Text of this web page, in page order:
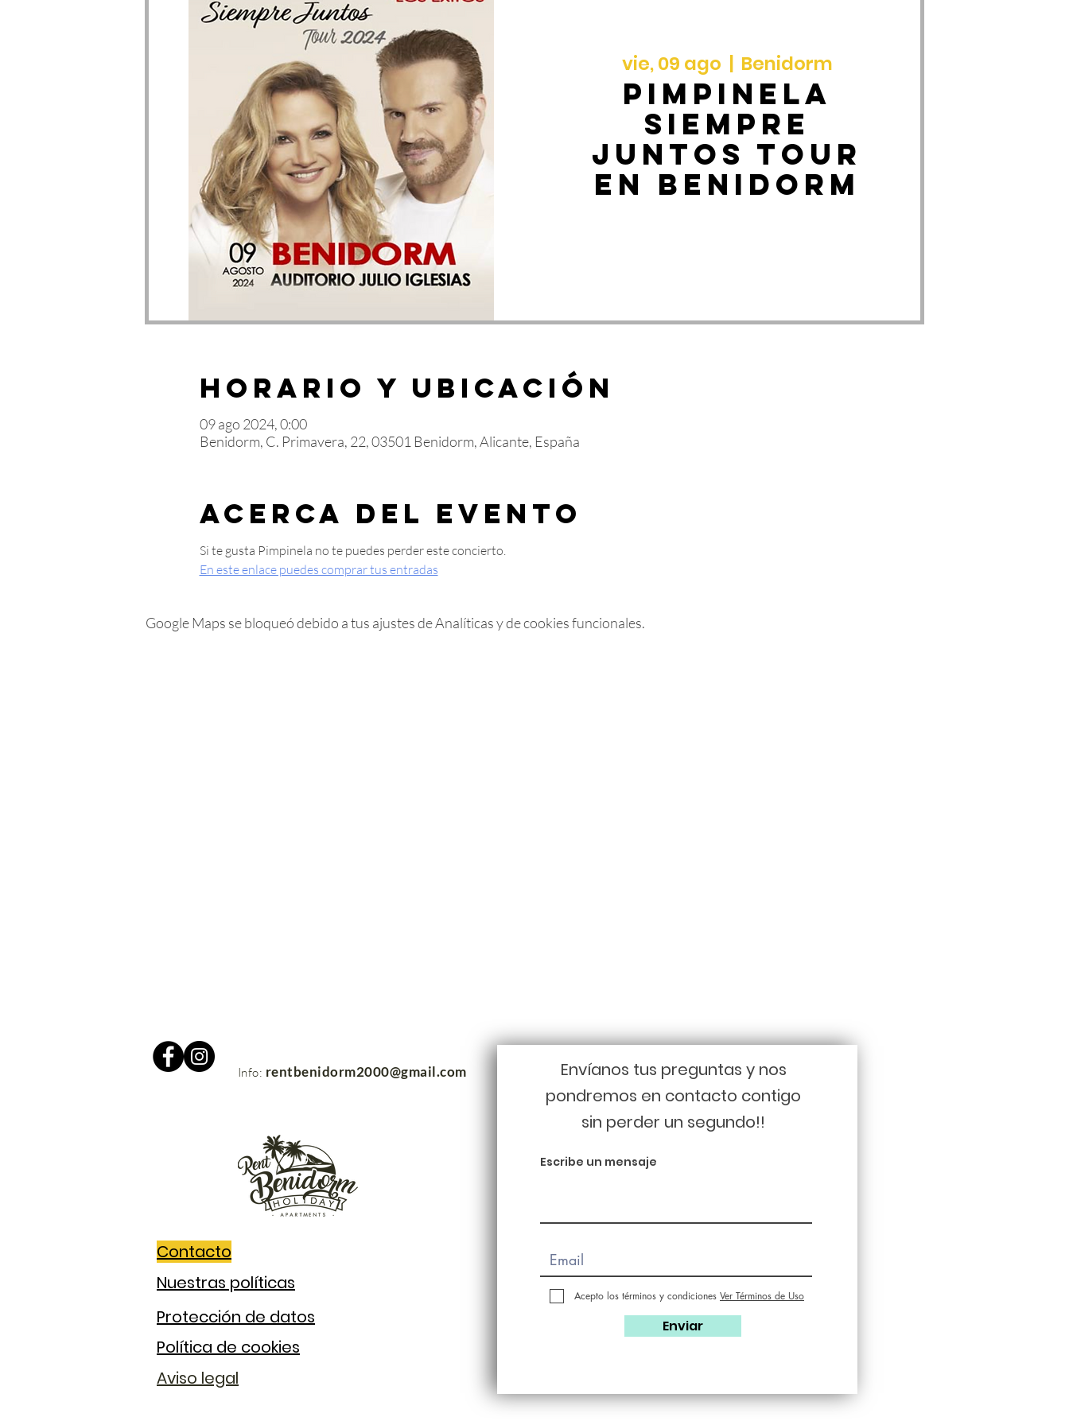
vie, 09 ago
  |
Benidorm
Pimpinela
Siempre
Juntos Tour
en Benidorm
Horario y ubicación
09 ago 2024, 0:00
Benidorm, C. Primavera, 22, 03501 Benidorm, Alicante, España
Acerca del evento
Si te gusta Pimpinela no te puedes perder este concierto.
En este enlace puedes comprar tus entradas
Google Maps se bloqueó debido a tus ajustes de Analíticas y de cookies funcionales.
Info: rentbenidorm2000@gmail.com
Contacto
Nuestras políticas
Protección de datos
Política de cookies
Aviso legal
Envíanos tus preguntas y nos
pondremos en contacto contigo
sin perder un segundo!!
Escribe un mensaje
Acepto los términos y condiciones Ver Términos de Uso
Enviar